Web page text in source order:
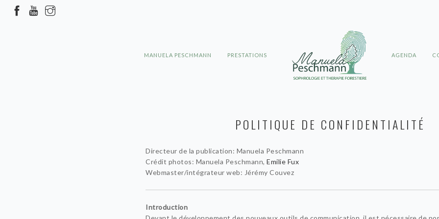
MANUELA PESCHMANN PRESTATIONS AGENDA
POLITIQUE DE CONFIDENTIALITÉ
Directeur de la publication: Manuela Peschmann
Crédit photos: Manuela Peschmann, Emilie Fux
Webmaster/intégrateur web: Jérémy Couvez
Introduction